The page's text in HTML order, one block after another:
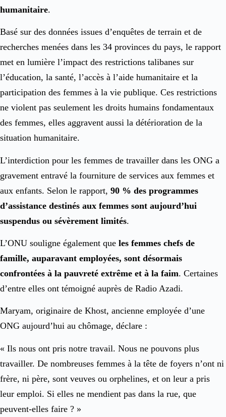
humanitaire.
Basé sur des données issues d’enquêtes de terrain et de
recherches menées dans les 34 provinces du pays, le rapport
met en lumière l’impact des restrictions talibanes sur
l’éducation, la santé, l’accès à l’aide humanitaire et la
participation des femmes à la vie publique. Ces restrictions
ne violent pas seulement les droits humains fondamentaux
des femmes, elles aggravent aussi la détérioration de la
situation humanitaire.
L’interdiction pour les femmes de travailler dans les ONG a
gravement entravé la fourniture de services aux femmes et
aux enfants. Selon le rapport, 90 % des programmes
d’assistance destinés aux femmes sont aujourd’hui
suspendus ou sévèrement limités.
L’ONU souligne également que les femmes chefs de
famille, auparavant employées, sont désormais
confrontées à la pauvreté extrême et à la faim. Certaines
d’entre elles ont témoigné auprès de Radio Azadi.
Maryam, originaire de Khost, ancienne employée d’une
ONG aujourd’hui au chômage, déclare :
« Ils nous ont pris notre travail. Nous ne pouvons plus
travailler. De nombreuses femmes à la tête de foyers n’ont ni
frère, ni père, sont veuves ou orphelines, et on leur a pris
leur emploi. Si elles ne mendient pas dans la rue, que
peuvent-elles faire ? »